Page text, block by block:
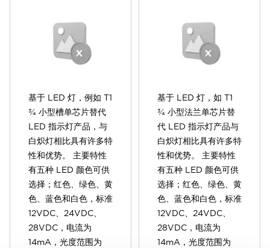
基于 LED 灯，例如 T1
¾ 小型槽单芯片替代
LED 指示灯产品，与
白炽灯相比具有许多特
性和优势。 主要特性
有五种 LED 颜色可供
选择；红色、绿色、黄
色、蓝色和白色，标准
12VDC、24VDC、
28VDC，电流为
14mA，光度范围为
基于 LED 灯，如 T1
¾ 小型法兰单芯片替
代 LED 指示灯产品与
白炽灯相比具有许多特
性和优势。 主要特性
有五种 LED 颜色可供
选择；红色、绿色、黄
色、蓝色和白色，标准
12VDC、24VDC、
28VDC，电流为
14mA，光度范围为